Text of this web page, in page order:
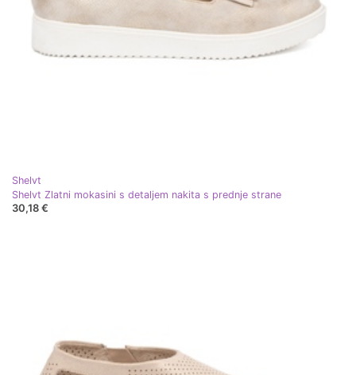
Shelvt
Shelvt Zlatni mokasini s detaljem nakita s prednje strane
30,18 €